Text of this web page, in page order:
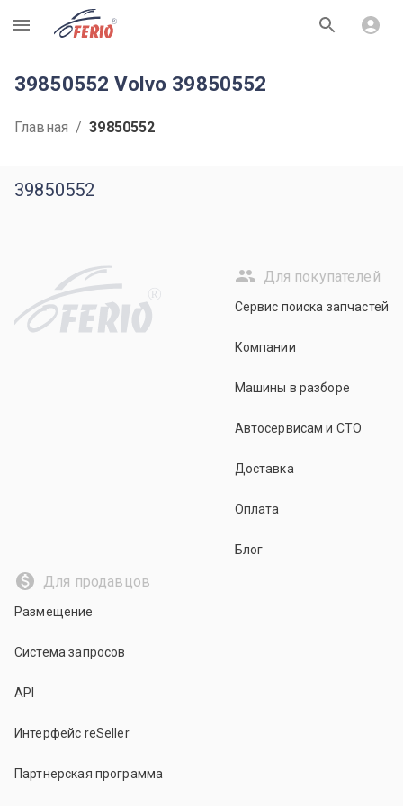
R
39850552 Volvo 39850552
Главная / 39850552
39850552
R
Для покупателей
Сервис поиска запчастей
Компании
Машины в разборе
Автосервисам и СТО
Доставка
Оплата
Блог
Для продавцов
Размещение
Система запросов
API
Интерфейс reSeller
Партнерская программа